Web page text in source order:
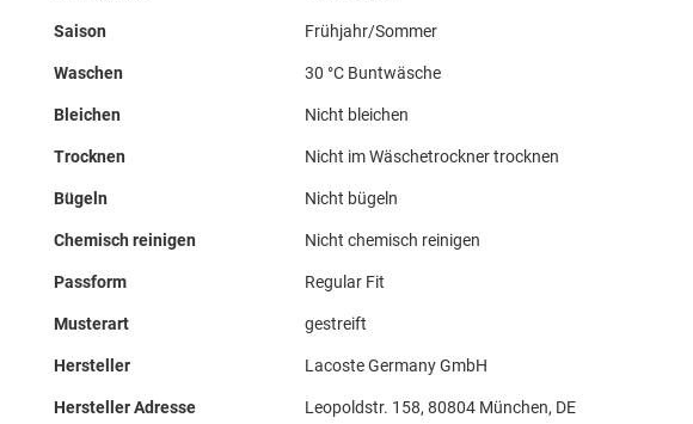
Saison Frühjahr/Sommer
Waschen 30 °C Buntwäsche
Bleichen Nicht bleichen
Trocknen Nicht im Wäschetrockner trocknen
Bügeln Nicht bügeln
Chemisch reinigen Nicht chemisch reinigen
Passform Regular Fit
Musterart gestreift
Hersteller Lacoste Germany GmbH
Hersteller Adresse Leopoldstr. 158, 80804 München, DE